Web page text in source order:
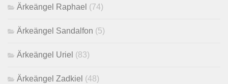
Ärkeängel Raphael (74)
Ärkeängel Sandalfon (5)
Ärkeängel Uriel (83)
Ärkeängel Zadkiel (48)